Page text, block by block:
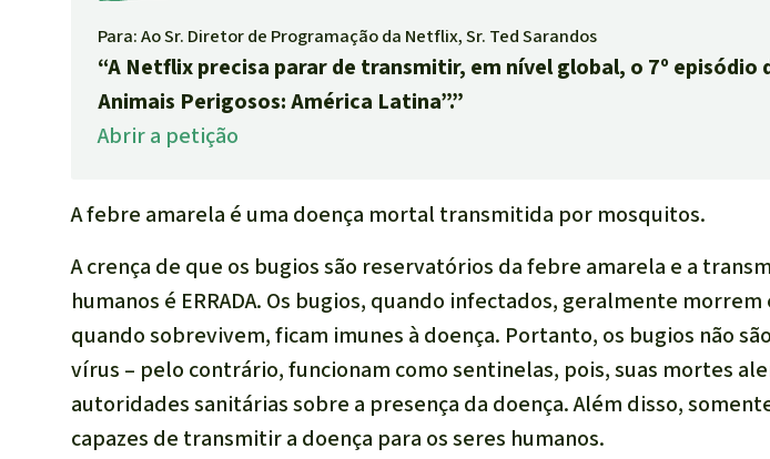
Para: Ao Sr. Diretor de Programação da Netflix, Sr. Ted Sarandos
“A Netflix precisa parar de transmitir, em nível global, o 7º episódio
Animais Perigosos: América Latina”.”
Abrir a petição
A febre amarela é uma doença mortal transmitida por mosquitos.
A crença de que os bugios são reservatórios da febre amarela e a
humanos é ERRADA. Os bugios, quando infectados, geralmente morrem
quando sobrevivem, ficam imunes à doença. Portanto, os bugios não
vírus – pelo contrário, funcionam como sentinelas, pois, suas mortes
autoridades sanitárias sobre a presença da doença. Além disso,
capazes de transmitir a doença para os seres humanos.